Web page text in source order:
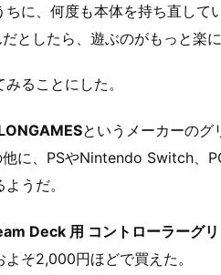
ちに、何度も本体を持ち直して
としたら、遊ぶのがもっと楽に
ることにした。
というメーカーの
に、PSやNintendo Switch、
うだ。
Deck 用 コントローラーグ
そ2,000円ほどで買えた。